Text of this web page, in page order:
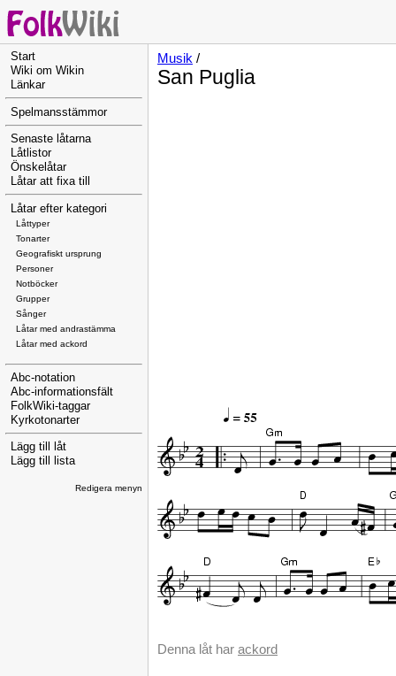
Start
Wiki om Wikin
Länkar
Spelmansstämmor
Senaste låtarna
Låtlistor
Önskelåtar
Låtar att fixa till
Låtar efter kategori
Låttyper
Tonarter
Geografiskt ursprung
Personer
Notböcker
Grupper
Sånger
Låtar med andrastämma
Låtar med ackord
Abc-notation
Abc-informationsfält
FolkWiki-taggar
Kyrkotonarter
Lägg till låt
Lägg till lista
Redigera menyn
Musik /
San Puglia
Denna låt har ackord